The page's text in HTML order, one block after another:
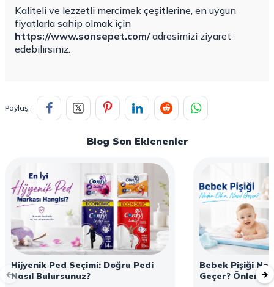
Kaliteli ve lezzetli mercimek çeşitlerine, en uygun
fiyatlarla sahip olmak için
https://www.sonsepet.com/adresimizi ziyaret
edebilirsiniz.
Paylaş :
Blog Son Eklenenler
Hijyenik Ped Seçimi: Doğru Pedi
Nasıl Bulursunuz?
Bebek Pişiği
Geçer? Önleme